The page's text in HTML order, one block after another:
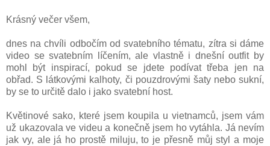
Krásný večer všem,
dnes na chvíli odbočím od svatebního tématu, zítra si dáme
video se svatebním líčením, ale vlastně i dnešní outfit by
mohl být inspirací, pokud se jdete podívat třeba jen na
obřad. S látkovými kalhoty, či pouzdrovými šaty nebo sukní,
by se to určitě dalo i jako svatební host.
Květinové sako, které jsem koupila u vietnamců, jsem vám
už ukazovala ve videu a konečně jsem ho vytáhla. Já nevím
jak vy, ale já ho prostě miluju, to je přesně můj styl a moje